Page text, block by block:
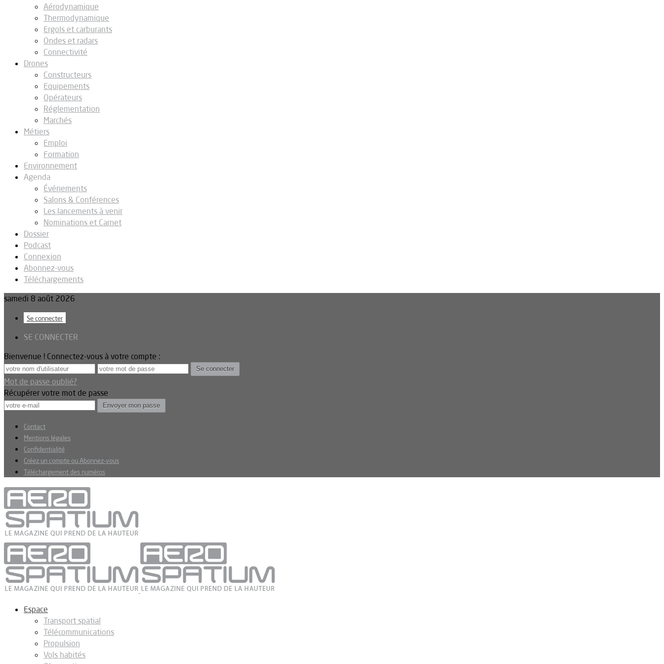
Aérodynamique
Thermodynamique
Ergols et carburants
Ondes et radars
Connectivité
Drones
Constructeurs
Equipements
Opérateurs
Réglementation
Marchés
Métiers
Emploi
Formation
Environnement
Agenda
Événements
Salons & Conférences
Les lancements à venir
Nominations et Carnet
Dossier
Podcast
Connexion
Abonnez-vous
Téléchargements
samedi 8 août 2026
Se connecter
SE CONNECTER
Bienvenue ! Connectez-vous à votre compte :
Mot de passe oublié?
Récupérer votre mot de passe
Contact
Mentions légales
Confidentialité
Créez un compte ou Abonnez-vous
Téléchargement des numéros
Espace
Transport spatial
Télécommunications
Propulsion
Vols habités